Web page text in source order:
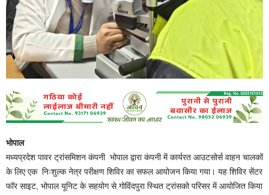
भोपाल
मध्यप्रदेश पावर ट्रांसमिशन कंपनी भोपाल द्वारा कंपनी में कार्यरत आउटसोर्स वाहन चालकों
के लिए एक निःशुल्क नेत्र परीक्षण शिविर का सफल आयोजन किया गया। यह शिविर सेंटर
फॉर साइट, भोपाल यूनिट के सहयोग से गोविंदपुरा स्थित ट्रांसको परिसर में आयोजित किया